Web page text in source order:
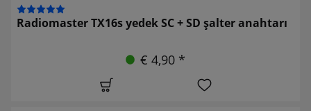
Radiomaster TX16s yedek SC + SD şalter anahtarı
€ 4,90 *